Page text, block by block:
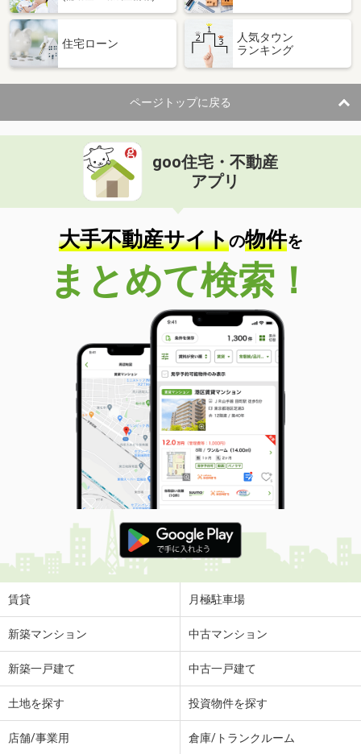
住宅ローン
人気タウン
ランキング
ページトップに戻る
goo住宅・不動産
アプリ
大手不動産サイトの物件を
まとめて検索！
賃貸 月極駐車場
新築マンション 中古マンション
新築一戸建て 中古一戸建て
土地を探す 投資物件を探す
店舗/事業用 倉庫/トランクルーム